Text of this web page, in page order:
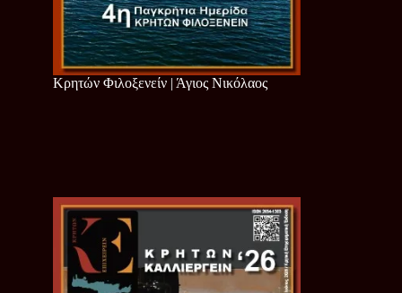
Κρητών Φιλοξενείν | Άγιος Νικόλαος